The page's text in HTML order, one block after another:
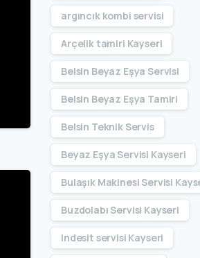
argıncık kombi servisi
Arçelik tamiri Kayseri
Belsin Beyaz Eşya Servisi
Belsin Beyaz Eşya Tamiri
Belsin Teknik Servis
Beyaz Eşya Servisi Kayseri
Bulaşık Makinesi Servisi
Buzdolabı Servisi Kayseri
Indesit servisi Kayseri